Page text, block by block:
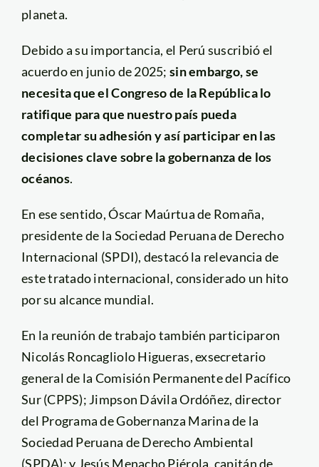
planeta.
Debido a su importancia, el Perú suscribió el
acuerdo en junio de 2025;sin embargo, se
necesita que el Congreso de la República lo
ratifique para que nuestro país pueda
completar su adhesión y así participar en las
decisiones clave sobre la gobernanza de los
océanos.
En ese sentido, Óscar Maúrtua de Romaña,
presidente de la Sociedad Peruana de Derecho
Internacional (SPDI), destacó la relevancia de
este tratado internacional, considerado un hito
por su alcance mundial.
En la reunión de trabajo también participaron
Nicolás Roncagliolo Higueras, exsecretario
general de la Comisión Permanente del Pacífico
Sur (CPPS); Jimpson Dávila Ordóñez, director
del Programa de Gobernanza Marina de la
Sociedad Peruana de Derecho Ambiental
(SPDA); y Jesús Menacho Piérola, capitán de